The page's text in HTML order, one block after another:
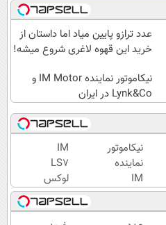
عدد ترازو پایین میاد اما داستان از
خرید این قهوه لاغری شروع میشه!
نیکاموتور نماینده IM Motor و
Lynk&Co در ایران
نیکاموتور
نماینده
IM
Motor و
Lynk&Co
IM
LS7
لوکس
ترین
شاسی